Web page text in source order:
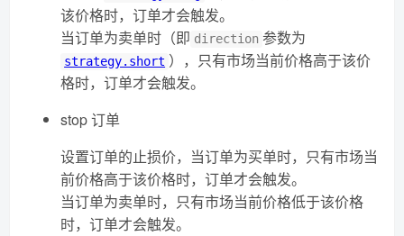
该价格时，订单才会触发。
当订单为卖单时（即 direction 参数为
strategy.short ），只有市场当前价格高于该价
格时，订单才会触发。
stop 订单
设置订单的止损价，当订单为买单时，只有市场当
前价格高于该价格时，订单才会触发。
当订单为卖单时，只有市场当前价格低于该价格
时，订单才会触发。